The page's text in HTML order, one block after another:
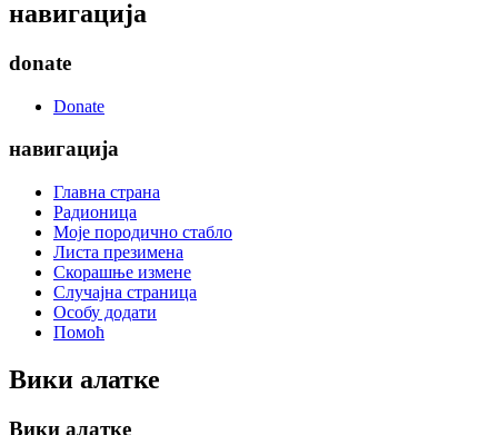
навигација
donate
Donate
навигација
Главна страна
Радионица
Моје породично стабло
Листа презимена
Скорашње измене
Случајна страница
Особу додати
Помоћ
Вики алатке
Вики алатке